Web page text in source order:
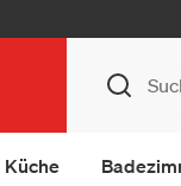
Küche